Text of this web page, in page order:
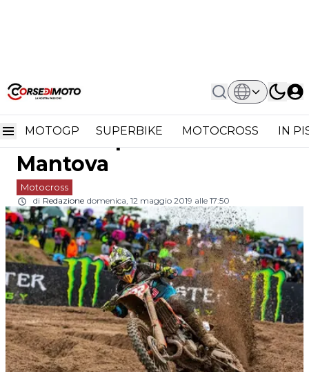
MOTOGP SUPERBIKE MOTOCROSS IN
Home Motocross
MXGP Lombardia: Tony Cairoli Si
MXGP Lombardia: Tony
Cairoli si prende anche
Mantova
Motocross
di Redazione domenica, 12 maggio 2019 alle 17:50